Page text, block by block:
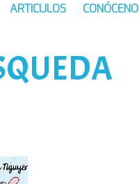
ARTICULOS